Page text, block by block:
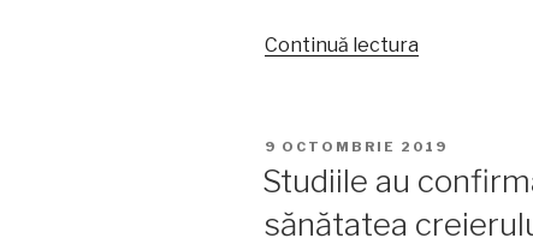
Continuă lectura
oolong”
PUBLICAT
9 OCTOMBRIE 2019
Studiile au
sănătatea